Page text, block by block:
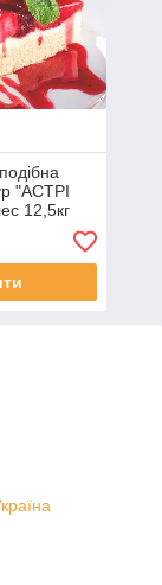
"АСТРІ
12,5кг